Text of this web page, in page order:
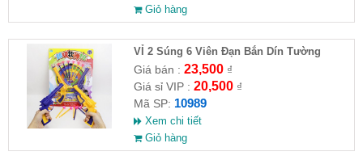
Giỏ hàng
VỈ 2 Súng 6 Viên Đạn Bắn Dín Tường
Giá bán : 23,500₫
Giá sỉ VIP : 20,500₫
Mã SP: 10989
Xem chi tiết
Giỏ hàng